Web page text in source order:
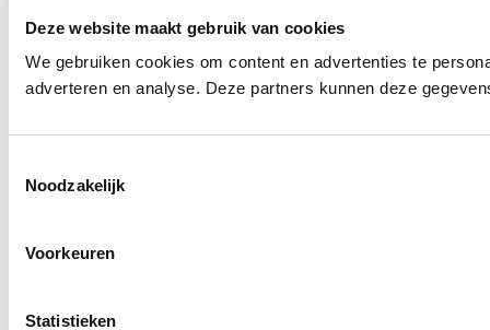
Deze website maakt gebruik van cookies
We gebruiken cookies om content en advertenties te
adverteren en analyse. Deze partners kunnen deze
Noodzakelijk
Voorkeuren
Statistieken